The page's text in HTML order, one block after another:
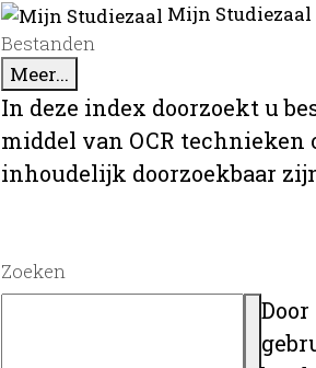
Mijn
Bestanden
Meer...
In deze index doorzoekt u
middel van OCR
inhoudelijk doorzoekbaar
Zoeken